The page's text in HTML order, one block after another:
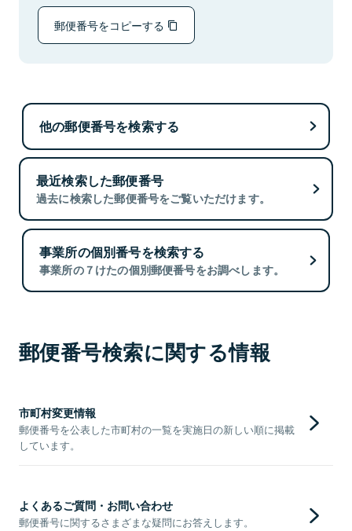
郵便番号をコピーする
他の郵便番号を検索する
最近検索した郵便番号
過去に検索した郵便番号をご覧いただけます。
事業所の個別番号を検索する
事業所の７けたの個別郵便番号をお調べします。
郵便番号検索に関する情報
市町村変更情報
郵便番号を公表した市町村の一覧を実施日の新しい順に掲載
しています。
よくあるご質問・お問い合わせ
郵便番号に関するさまざまな疑問にお答えします。